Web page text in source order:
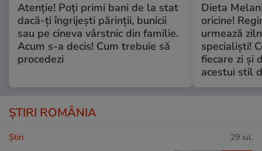
Atenție! Poți primi bani de la stat
dacă-ți îngrijești părinții, bunicii
sau pe cineva vârstnic din familie.
Acum s-a decis! Cum trebuie să
procedezi
Dieta
oricine!
urmează
specialiști!
fiecare zi și
acestui stil
ȘTIRI ROMÂNIA
Ştiri 29 iul.